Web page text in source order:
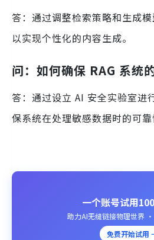
答：通过调整检索策略和生成
以实现个性化的内容生成。
问：如何确保 RAG 系统
答：通过设立 AI 安全实验室进
保系统在处理敏感数据时的可靠
一个账号试用
助力AI无缝链接物理世界
免费开始试用